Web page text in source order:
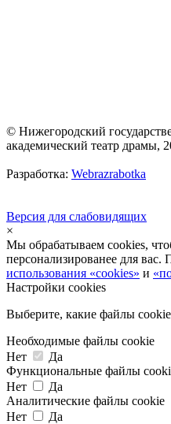
© Нижегородский
академический театр драмы,
Разработка: Webrazrabotka
Версия для слабовидящих
×
Мы обрабатываем cookies,
персонализированее для вас.
использования «cookies» и
Настройки cookies
Выберите, какие файлы cookie
Необходимые файлы cookie
Нет
Да
Функциональные файлы
Нет
Да
Аналитические файлы cookie
Нет
Да